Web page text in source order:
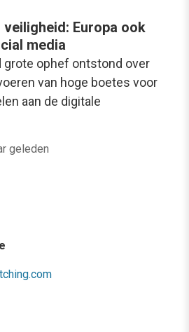
veiligheid: Europa ook
media
grote ophef ontstond over
van hoge boetes voor
aan de digitale
geleden